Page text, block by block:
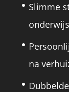
Slimme
na